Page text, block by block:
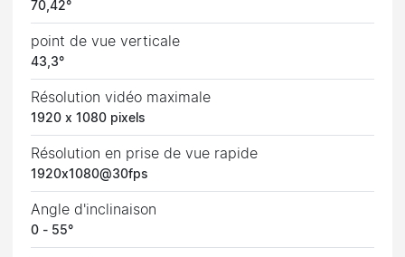
70,42°
point de vue verticale
43,3°
Résolution vidéo maximale
1920 x 1080 pixels
Résolution en prise de vue rapide
1920x1080@30fps
Angle d'inclinaison
0 - 55°